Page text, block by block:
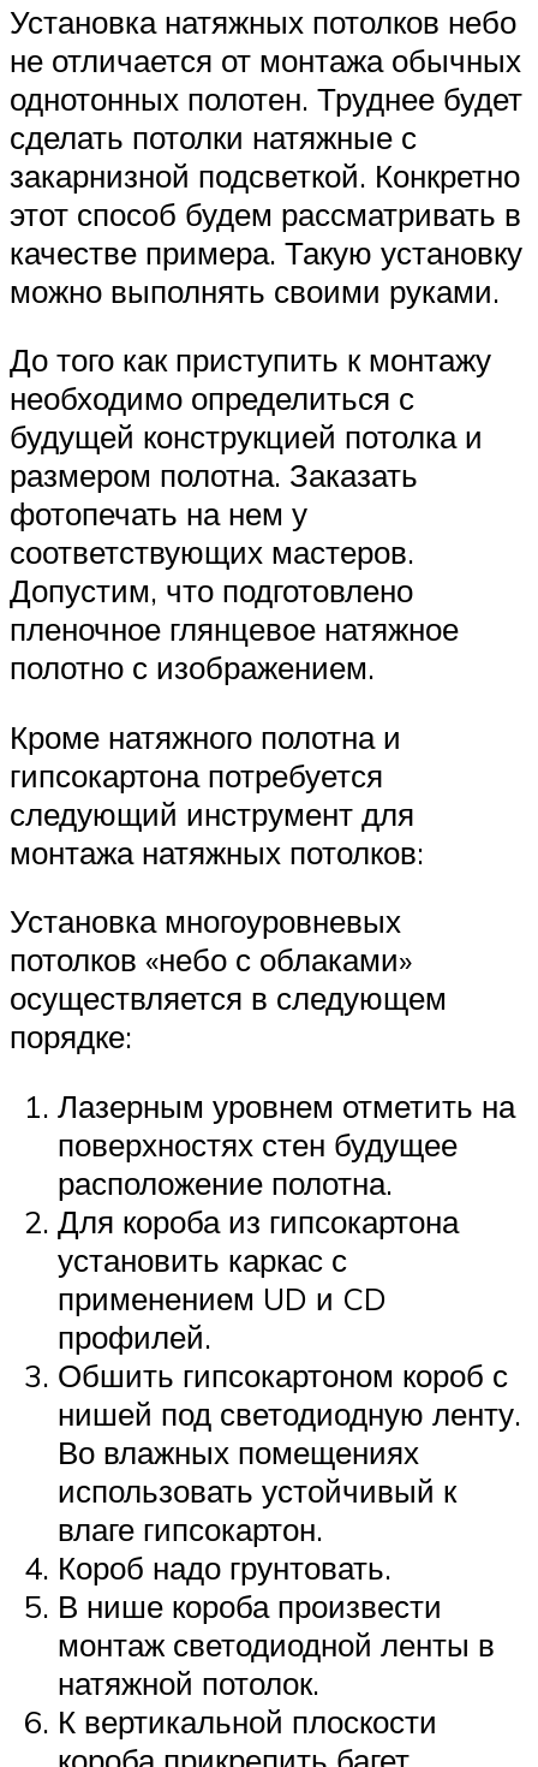
Установка натяжных потолков небо
не отличается от монтажа обычных
однотонных полотен. Труднее будет
сделать потолки натяжные с
закарнизной подсветкой. Конкретно
этот способ будем рассматривать в
качестве примера. Такую установку
можно выполнять своими руками.
До того как приступить к монтажу
необходимо определиться с
будущей конструкцией потолка и
размером полотна. Заказать
фотопечать на нем у
соответствующих мастеров.
Допустим, что подготовлено
пленочное глянцевое натяжное
полотно с изображением.
Кроме натяжного полотна и
гипсокартона потребуется
следующий инструмент для
монтажа натяжных потолков:
Установка многоуровневых
потолков «небо с облаками»
осуществляется в следующем
порядке:
Лазерным уровнем отметить на
поверхностях стен будущее
расположение полотна.
Для короба из гипсокартона
установить каркас с
применением UD и CD
профилей.
Обшить гипсокартоном короб с
нишей под светодиодную ленту.
Во влажных помещениях
использовать устойчивый к
влаге гипсокартон.
Короб надо грунтовать.
В нише короба произвести
монтаж светодиодной ленты в
натяжной потолок.
К вертикальной плоскости